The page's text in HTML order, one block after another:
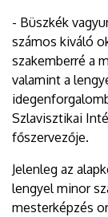
- Büszkék
számos kiváló
szakemberré a
valamint a
Szlavisztikai
főszervezője.
Jelenleg az
lengyel minor
mesterképzés